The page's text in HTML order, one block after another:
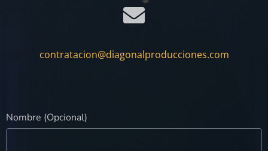
contratacion@diagonalproducciones.com
Nombre (Opcional)